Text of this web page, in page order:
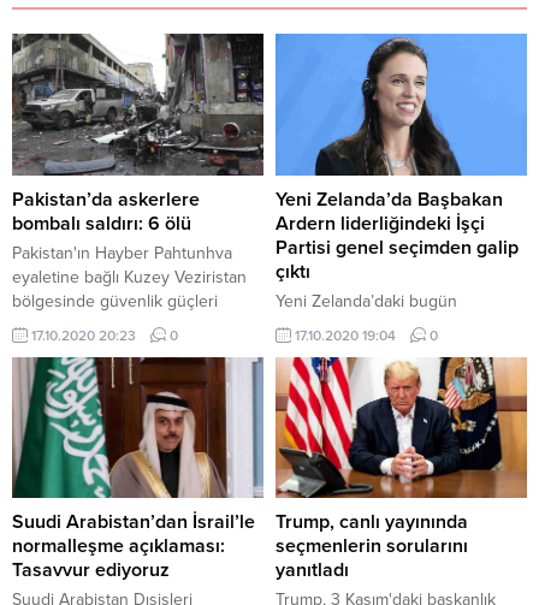
Pakistan’da askerlere
bombalı saldırı: 6 ölü
Pakistan'ın Hayber Pahtunhva
eyaletine bağlı Kuzey Veziristan
bölgesinde güvenlik güçleri
konvoyuna düzenlenen bombalı
saldırıda 6 askerin hayatını
kaybettiği bildirildi.
17.10.2020 20:23 0
Yeni Zelanda’da Başbakan
Ardern liderliğindeki İşçi
Partisi genel seçimden galip
çıktı
Yeni Zelanda’daki bugün
yapılan genel seçimleri Başbakan
Jacinda Ardern liderliğindeki İşçi
Partisi kazandı. Sandıkların yüzde
96'sının ...
17.10.2020 19:04 0
Suudi Arabistan’dan İsrail’le
normalleşme açıklaması:
Tasavvur ediyoruz
Suudi Arabistan Dışişleri
Trump, canlı yayınında
seçmenlerin sorularını
yanıtladı
Trump, 3 Kasım'daki başkanlık